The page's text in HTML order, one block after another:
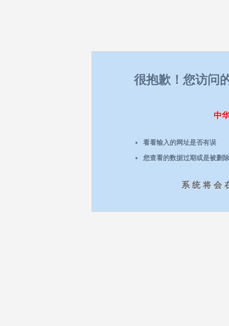
很抱歉！您访问
中
看看输入的网址是否有误
您查看的数据过期或是被删除
系统将会